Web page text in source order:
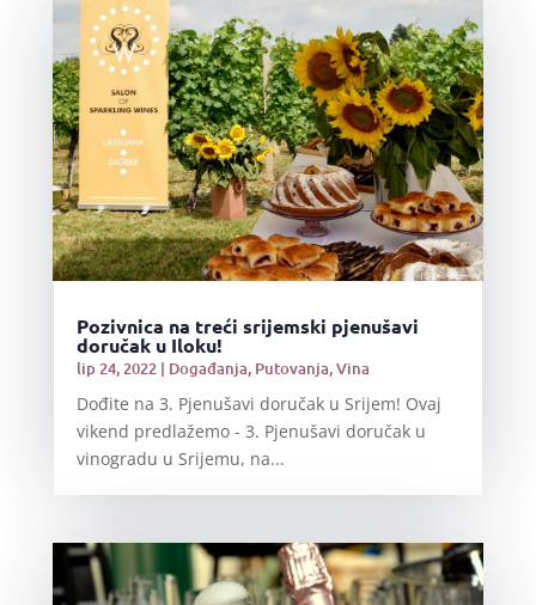
Pozivnica na treći srijemski pjenušavi
doručak u Iloku!
lip 24, 2022| Događanja, Putovanja,Vina
Dođite na 3. Pjenušavi doručak u Srijem! Ovaj
vikend predlažemo - 3. Pjenušavi doručak u
vinogradu u Srijemu, na...